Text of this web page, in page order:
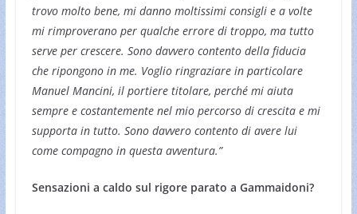
trovo molto bene, mi danno moltissimi consigli e a volte
mi rimproverano per qualche errore di troppo, ma tutto
serve per crescere. Sono davvero contento della fiducia
che ripongono in me. Voglio ringraziare in particolare
Manuel Mancini, il portiere titolare, perché mi aiuta
sempre e costantemente nel mio percorso di crescita e mi
supporta in tutto. Sono davvero contento di avere lui
come compagno in questa avventura.”
Sensazioni a caldo sul rigore parato a Gammaidoni?